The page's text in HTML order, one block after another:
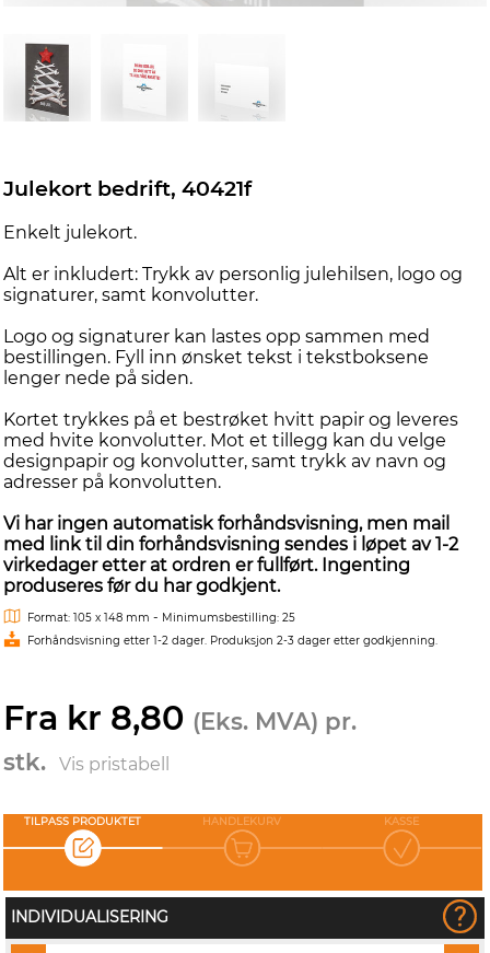
Julekort bedrift, 40421f
Enkelt julekort.
Alt er inkludert: Trykk av personlig julehilsen, logo og
signaturer, samt konvolutter.
Logo og signaturer kan lastes opp sammen med
bestillingen. Fyll inn ønsket tekst i tekstboksene
lenger nede på siden.
Kortet trykkes på et bestrøket hvitt papir og leveres
med hvite konvolutter. Mot et tillegg kan du velge
designpapir og konvolutter, samt trykk av navn og
adresser på konvolutten.
Vi har ingen automatisk forhåndsvisning, men mail
med link til din forhåndsvisning sendes i løpet av 1-2
virkedager etter at ordren er fullført. Ingenting
produseres før du har godkjent.
Format: 105 x 148 mm - Minimumsbestilling: 25
Forhåndsvisning etter 1-2 dager. Produksjon 2-3 dager etter godkjenning.
Fra kr 8,80 (Eks. MVA) pr.
stk.
Vis pristabell
TILPASS PRODUKTET HANDLEKURV KASSE
INDIVIDUALISERING